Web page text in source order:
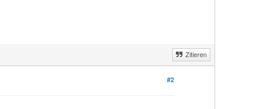
Zitieren
#2